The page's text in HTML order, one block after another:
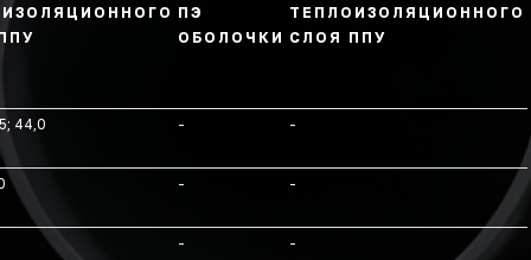
ПЭ
ОБОЛОЧКИ
ТЕПЛОИЗОЛЯЦИОННОГО
СЛОЯ ППУ
44,0 - -
- -
- -